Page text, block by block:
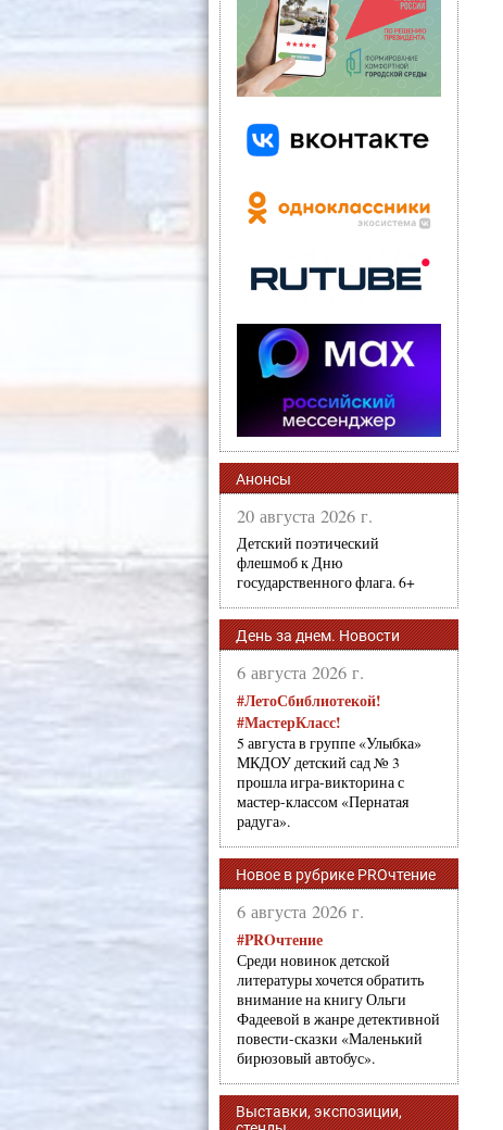
Анонсы
20 августа 2026 г.
Детский поэтический
флешмоб к Дню
государственного флага. 6+
День за днем. Новости
6 августа 2026 г.
#ЛетоСбиблиотекой!
#МастерКласс!
5 августа в группе «Улыбка»
МКДОУ детский сад № 3
прошла игра-викторина с
мастер-классом «Пернатая
радуга».
Новое в рубрике PROчтение
6 августа 2026 г.
#PROчтение
Среди новинок детской
литературы хочется обратить
внимание на книгу Ольги
Фадеевой в жанре детективной
повести-сказки «Маленький
бирюзовый автобус».
Выставки, экспозиции,